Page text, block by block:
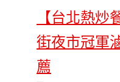
【台北熱炒
街夜市冠軍
薦